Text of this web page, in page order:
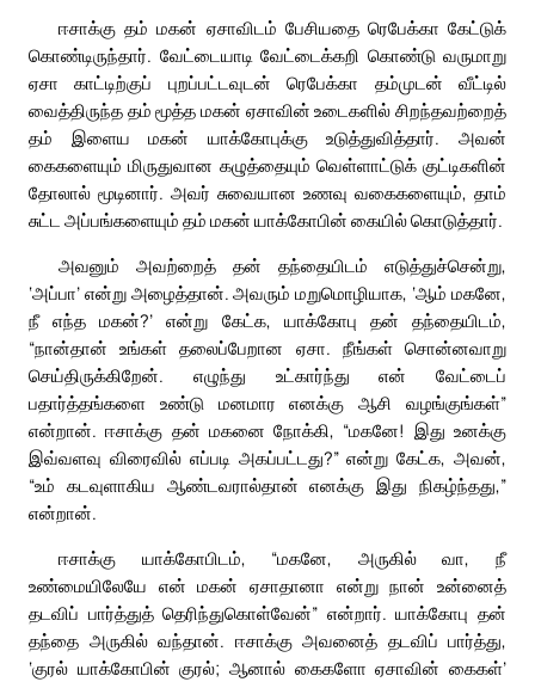
ஈசாக்கு தம் மகன் ஏசாவிடம் பேசியதை ரெபேக்கா கேட்டுக்
கொண்டிருந்தார். வேட்டையாடி வேட்டைக்கறி கொண்டு வருமாறு
ஏசா காட்டிற்குப் புறப்பட்டவுடன் ரெபேக்கா தம்முடன் வீட்டில்
வைத்திருந்த தம் மூத்த மகன் ஏசாவின் உடைகளில் சிறந்தவற்றைத்
தம் இளைய மகன் யாக்கோபுக்கு உடுத்துவித்தார். அவன்
கைகளையும் மிருதுவான கழுத்தையும் வெள்ளாட்டுக் குட்டிகளின்
தோலால் மூடினார். அவர் சுவையான உணவு வகைகளையும், தாம்
சுட்ட அப்பங்களையும் தம் மகன் யாக்கோபின் கையில் கொடுத்தார்.
அவனும் அவற்றைத் தன் தந்தையிடம் எடுத்துச்சென்று,
‘அப்பா’ என்று அழைத்தான். அவரும் மறுமொழியாக, ‘ஆம் மகனே,
நீ எந்த மகன்?’ என்று கேட்க, யாக்கோபு தன் தந்தையிடம்,
“நான்தான் உங்கள் தலைப்பேறான ஏசா. நீங்கள் சொன்னவாறு
செய்திருக்கிறேன். எழுந்து உட்கார்ந்து என் வேட்டைப்
பதார்த்தங்களை உண்டு மனமார எனக்கு ஆசி வழங்குங்கள்”
என்றான். ஈசாக்கு தன் மகனை நோக்கி, “மகனே! இது உனக்கு
இவ்வளவு விரைவில் எப்படி அகப்பட்டது?” என்று கேட்க, அவன்,
“உம் கடவுளாகிய ஆண்டவரால்தான் எனக்கு இது நிகழ்ந்தது,”
என்றான்.
ஈசாக்கு யாக்கோபிடம், “மகனே, அருகில் வா, நீ
உண்மையிலேயே என் மகன் ஏசாதானா என்று நான் உன்னைத்
தடவிப் பார்த்துத் தெரிந்துகொள்வேன்” என்றார். யாக்கோபு தன்
தந்தை அருகில் வந்தான். ஈசாக்கு அவனைத் தடவிப் பார்த்து,
‘குரல் யாக்கோபின் குரல்; ஆனால் கைகளோ ஏசாவின் கைகள்’